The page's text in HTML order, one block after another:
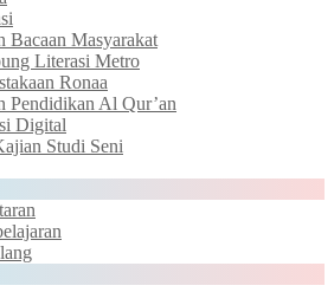
Bacaan Masyarakat
Literasi Metro
Ronaa
Pendidikan Al Qur’an
Digital
Studi Seni